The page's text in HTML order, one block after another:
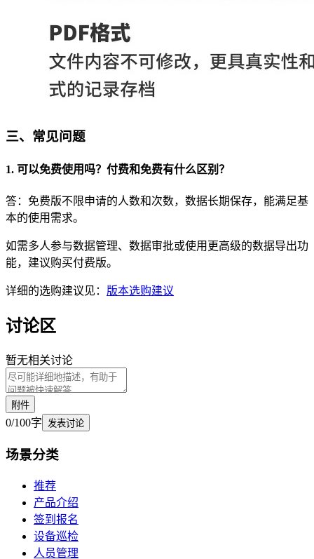
三、常见问题
1. 可以免费使用吗？付费和免费有什么区别？
答：免费版不限申请的人数和次数，数据长期保存，能满足基
本的使用需求。
如需多人参与数据管理、数据审批或使用更高级的数据导出功
能，建议购买付费版。
详细的选购建议见： 版本选购建议
讨论区
暂无相关讨论
附件
0/100字 发表讨论
场景分类
推荐
产品介绍
签到报名
设备巡检
人员管理